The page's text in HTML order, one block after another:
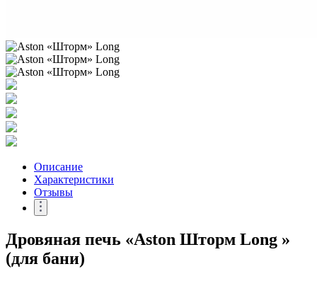
Описание
Характеристики
Отзывы
Дровяная печь «Aston Шторм Long »
(для бани)